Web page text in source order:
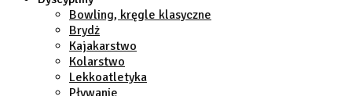
Bowling, kręgle klasyczne
Brydż
Kajakarstwo
Kolarstwo
Lekkoatletyka
Pływanie